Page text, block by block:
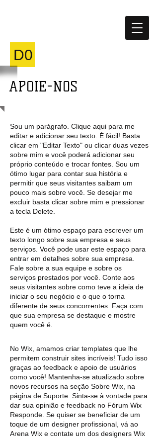
D0
APOIE-NOS
Sou um parágrafo. Clique aqui para me
editar e adicionar seu texto. É fácil! Basta
clicar em "Editar Texto" ou clicar duas vezes
sobre mim e você poderá adicionar seu
próprio conteúdo e trocar fontes. Sou um
ótimo lugar para contar sua história e
permitir que seus visitantes saibam um
pouco mais sobre você. Se desejar me
excluir basta clicar sobre mim e pressionar
a tecla Delete.
Este é um ótimo espaço para escrever um
texto longo sobre sua empresa e seus
serviços. Você pode usar este espaço para
entrar em detalhes sobre sua empresa.
Fale sobre a sua equipe e sobre os
serviços prestados por você. Conte aos
seus visitantes sobre como teve a ideia de
iniciar o seu negócio e o que o torna
diferente de seus concorrentes. Faça com
que sua empresa se destaque e mostre
quem você é.
No Wix, amamos criar templates que lhe
permitem construir sites incríveis! Tudo isso
graças ao feedback e apoio de usuários
como você! Mantenha-se atualizado sobre
novos recursos na seção Sobre Wix, na
página de Suporte. Sinta-se à vontade para
dar sua opinião e feedback no Fórum Wix
Responde. Se quiser se beneficiar de um
toque de um designer profissional, vá ao
Arena Wix e contate um dos designers Wix